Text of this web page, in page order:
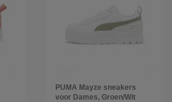
PUMA Mayze sneakers
voor Dames, Groen/Wit